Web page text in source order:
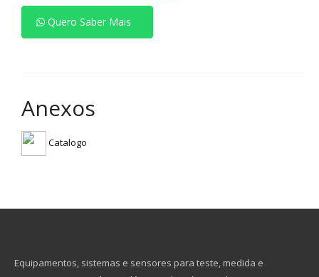
Quero Saber Mais
Anexos
Catalogo
Equipamentos, sistemas e sensores para teste, medida e